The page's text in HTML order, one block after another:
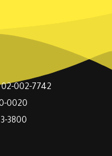
002-7742
0020
3800